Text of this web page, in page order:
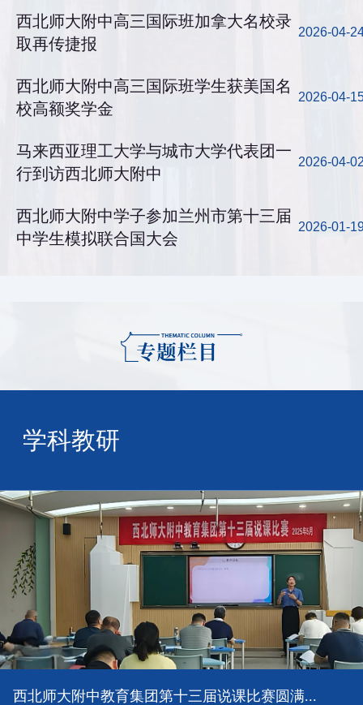
西北师大附中高三国际班加拿大名校录
取再传捷报
2026-04-
西北师大附中高三国际班学生获美国名
校高额奖学金
2026-04-
马来西亚理工大学与城市大学代表团一
行到访西北师大附中
2026-04-
西北师大附中学子参加兰州市第十三届
中学生模拟联合国大会
2026-01-
学科教研
西北师大附中教育集团第十三届说课比赛圆满...